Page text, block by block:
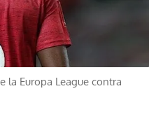
la Europa League contra